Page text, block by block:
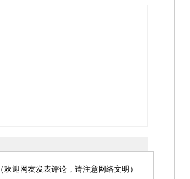
（欢迎网友发表评论，请注意网络文明）